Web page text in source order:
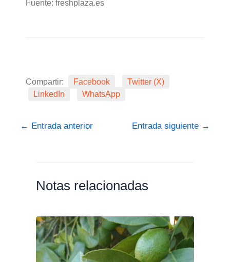
Fuente: freshplaza.es
Compartir: Facebook
Twitter (X)
LinkedIn
WhatsApp
← Entrada anterior Entrada siguiente →
Notas relacionadas